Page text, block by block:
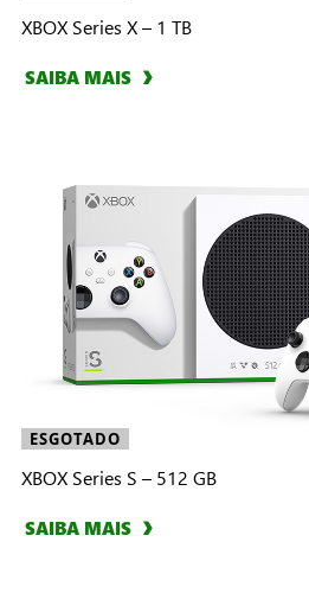
XBOX Series X – 1 TB
SAIBA MAIS
ESGOTADO
XBOX Series S – 512 GB
SAIBA MAIS